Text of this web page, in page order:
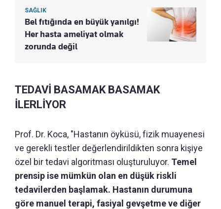
SAĞLIK
Bel fıtığında en büyük yanılgı!
Her hasta ameliyat olmak
zorunda değil
TEDAVİ BASAMAK BASAMAK
İLERLİYOR
Prof. Dr. Koca, "Hastanın öyküsü, fizik muayenesi
ve gerekli testler değerlendirildikten sonra kişiye
özel bir tedavi algoritması oluşturuluyor. Temel
prensip ise mümkün olan en düşük riskli
tedavilerden başlamak. Hastanın durumuna
göre manuel terapi, fasiyal gevşetme ve diğer